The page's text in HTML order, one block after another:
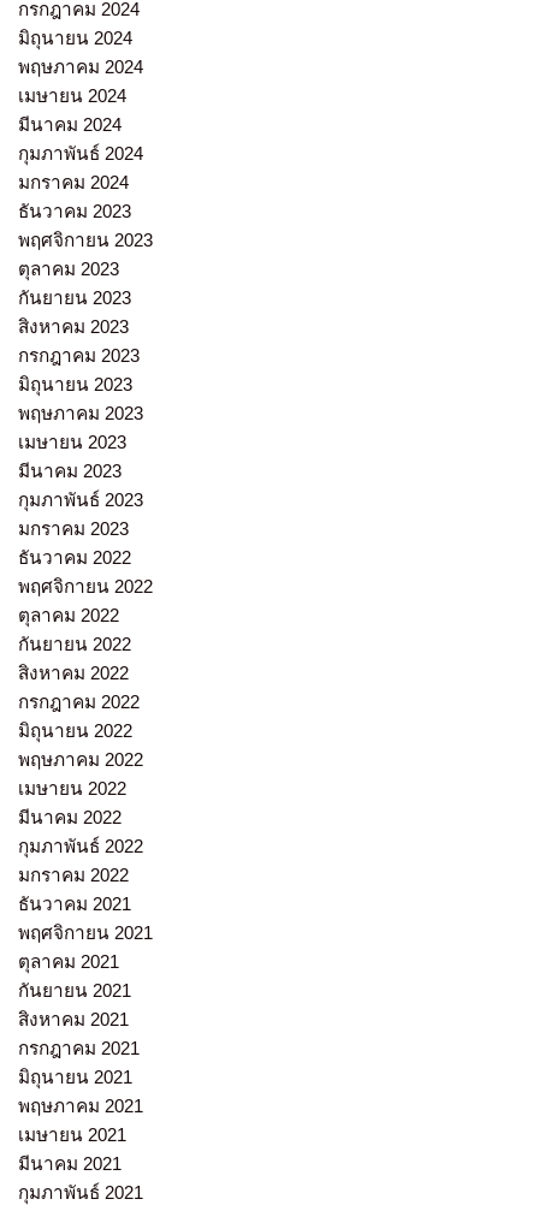
กรกฎาคม 2024
มิถุนายน 2024
พฤษภาคม 2024
เมษายน 2024
มีนาคม 2024
กุมภาพันธ์ 2024
มกราคม 2024
ธันวาคม 2023
พฤศจิกายน 2023
ตุลาคม 2023
กันยายน 2023
สิงหาคม 2023
กรกฎาคม 2023
มิถุนายน 2023
พฤษภาคม 2023
เมษายน 2023
มีนาคม 2023
กุมภาพันธ์ 2023
มกราคม 2023
ธันวาคม 2022
พฤศจิกายน 2022
ตุลาคม 2022
กันยายน 2022
สิงหาคม 2022
กรกฎาคม 2022
มิถุนายน 2022
พฤษภาคม 2022
เมษายน 2022
มีนาคม 2022
กุมภาพันธ์ 2022
มกราคม 2022
ธันวาคม 2021
พฤศจิกายน 2021
ตุลาคม 2021
กันยายน 2021
สิงหาคม 2021
กรกฎาคม 2021
มิถุนายน 2021
พฤษภาคม 2021
เมษายน 2021
มีนาคม 2021
กุมภาพันธ์ 2021